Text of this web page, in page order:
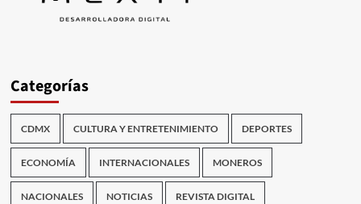
Categorías
CDMX CULTURA Y ENTRETENIMIENTO DEPORTES
ECONOMÍA INTERNACIONALES MONEROS
NACIONALES NOTICIAS REVISTA DIGITAL